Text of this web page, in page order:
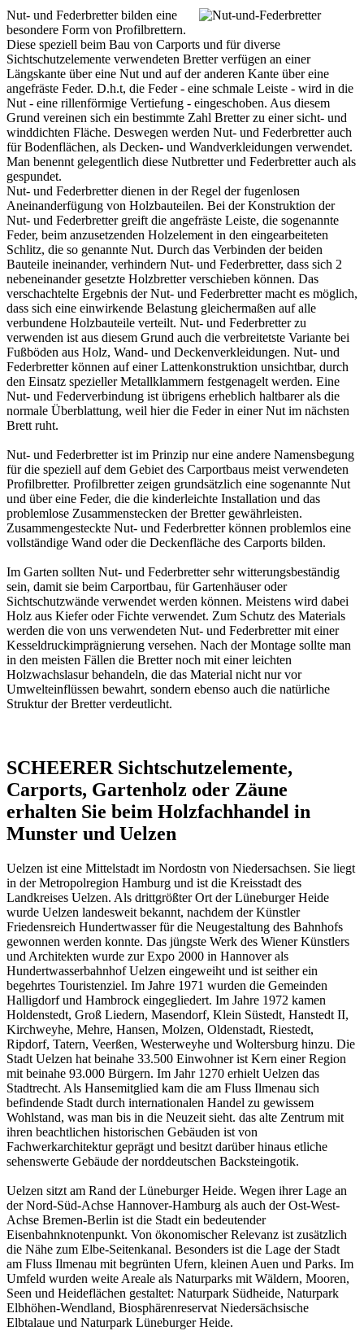
Nut- und Federbretter bilden eine
besondere Form von Profilbrettern.
Diese speziell beim Bau von Carports und für diverse
Sichtschutzelemente verwendeten Bretter verfügen an einer
Längskante über eine Nut und auf der anderen Kante über eine
angefräste Feder. D.h.t, die Feder - eine schmale Leiste - wird in die
Nut - eine rillenförmige Vertiefung - eingeschoben. Aus diesem
Grund vereinen sich ein bestimmte Zahl Bretter zu einer sicht- und
winddichten Fläche. Deswegen werden Nut- und Federbretter auch
für Bodenflächen, als Decken- und Wandverkleidungen verwendet.
Man benennt gelegentlich diese Nutbretter und Federbretter auch als
gespundet.
Nut- und Federbretter dienen in der Regel der fugenlosen
Aneinanderfügung von Holzbauteilen. Bei der Konstruktion der
Nut- und Federbretter greift die angefräste Leiste, die sogenannte
Feder, beim anzusetzenden Holzelement in den eingearbeiteten
Schlitz, die so genannte Nut. Durch das Verbinden der beiden
Bauteile ineinander, verhindern Nut- und Federbretter, dass sich 2
nebeneinander gesetzte Holzbretter verschieben können. Das
verschachtelte Ergebnis der Nut- und Federbretter macht es möglich,
dass sich eine einwirkende Belastung gleichermaßen auf alle
verbundene Holzbauteile verteilt. Nut- und Federbretter zu
verwenden ist aus diesem Grund auch die verbreitetste Variante bei
Fußböden aus Holz, Wand- und Deckenverkleidungen. Nut- und
Federbretter können auf einer Lattenkonstruktion unsichtbar, durch
den Einsatz spezieller Metallklammern festgenagelt werden. Eine
Nut- und Federverbindung ist übrigens erheblich haltbarer als die
normale Überblattung, weil hier die Feder in einer Nut im nächsten
Brett ruht.
Nut- und Federbretter ist im Prinzip nur eine andere Namensbegung
für die speziell auf dem Gebiet des Carportbaus meist verwendeten
Profilbretter. Profilbretter zeigen grundsätzlich eine sogenannte Nut
und über eine Feder, die die kinderleichte Installation und das
problemlose Zusammenstecken der Bretter gewährleisten.
Zusammengesteckte Nut- und Federbretter können problemlos eine
vollständige Wand oder die Deckenfläche des Carports bilden.
Im Garten sollten Nut- und Federbretter sehr witterungsbeständig
sein, damit sie beim Carportbau, für Gartenhäuser oder
Sichtschutzwände verwendet werden können. Meistens wird dabei
Holz aus Kiefer oder Fichte verwendet. Zum Schutz des Materials
werden die von uns verwendeten Nut- und Federbretter mit einer
Kesseldruckimprägnierung versehen. Nach der Montage sollte man
in den meisten Fällen die Bretter noch mit einer leichten
Holzwachslasur behandeln, die das Material nicht nur vor
Umwelteinflüssen bewahrt, sondern ebenso auch die natürliche
Struktur der Bretter verdeutlicht.
SCHEERER Sichtschutzelemente,
Carports, Gartenholz oder Zäune
erhalten Sie beim Holzfachhandel in
Munster und Uelzen
Uelzen ist eine Mittelstadt im Nordostn von Niedersachsen. Sie liegt
in der Metropolregion Hamburg und ist die Kreisstadt des
Landkreises Uelzen. Als drittgrößter Ort der Lüneburger Heide
wurde Uelzen landesweit bekannt, nachdem der Künstler
Friedensreich Hundertwasser für die Neugestaltung des Bahnhofs
gewonnen werden konnte. Das jüngste Werk des Wiener Künstlers
und Architekten wurde zur Expo 2000 in Hannover als
Hundertwasserbahnhof Uelzen eingeweiht und ist seither ein
begehrtes Touristenziel. Im Jahre 1971 wurden die Gemeinden
Halligdorf und Hambrock eingegliedert. Im Jahre 1972 kamen
Holdenstedt, Groß Liedern, Masendorf, Klein Süstedt, Hanstedt II,
Kirchweyhe, Mehre, Hansen, Molzen, Oldenstadt, Riestedt,
Ripdorf, Tatern, Veerßen, Westerweyhe und Woltersburg hinzu. Die
Stadt Uelzen hat beinahe 33.500 Einwohner ist Kern einer Region
mit beinahe 93.000 Bürgern. Im Jahr 1270 erhielt Uelzen das
Stadtrecht. Als Hansemitglied kam die am Fluss Ilmenau sich
befindende Stadt durch internationalen Handel zu gewissem
Wohlstand, was man bis in die Neuzeit sieht. das alte Zentrum mit
ihren beachtlichen historischen Gebäuden ist von
Fachwerkarchitektur geprägt und besitzt darüber hinaus etliche
sehenswerte Gebäude der norddeutschen Backsteingotik.
Uelzen sitzt am Rand der Lüneburger Heide. Wegen ihrer Lage an
der Nord-Süd-Achse Hannover-Hamburg als auch der Ost-West-
Achse Bremen-Berlin ist die Stadt ein bedeutender
Eisenbahnknotenpunkt. Von ökonomischer Relevanz ist zusätzlich
die Nähe zum Elbe-Seitenkanal. Besonders ist die Lage der Stadt
am Fluss Ilmenau mit begrünten Ufern, kleinen Auen und Parks. Im
Umfeld wurden weite Areale als Naturparks mit Wäldern, Mooren,
Seen und Heideflächen gestaltet: Naturpark Südheide, Naturpark
Elbhöhen-Wendland, Biosphärenreservat Niedersächsische
Elbtalaue und Naturpark Lüneburger Heide.